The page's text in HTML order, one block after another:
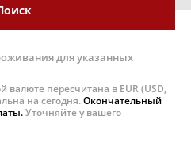
для указанных
валюте пересчитана в EUR (USD,
на сегодня.Окончательный
Уточняйте у вашего